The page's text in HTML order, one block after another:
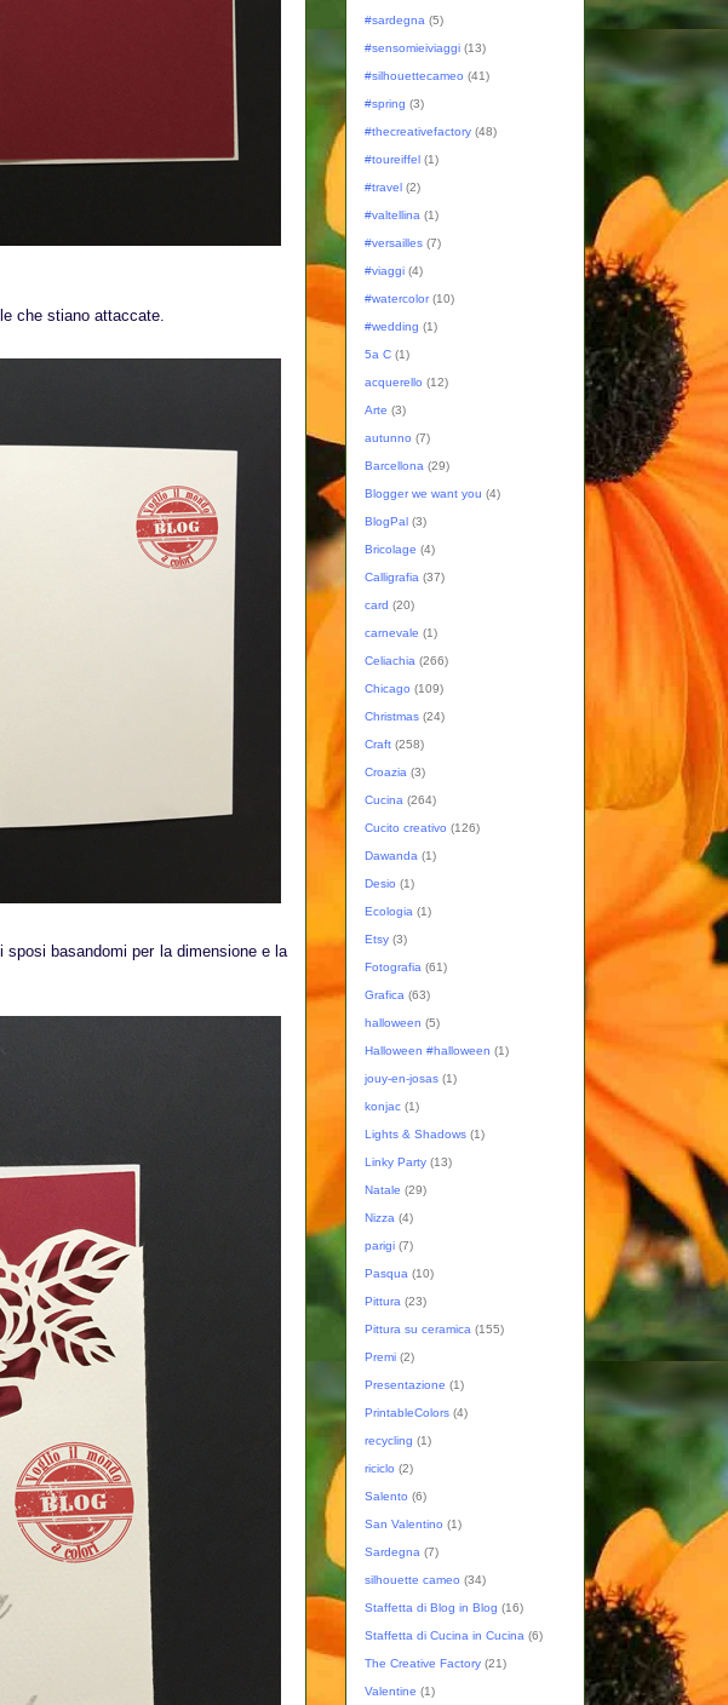
che stiano attaccate.
basandomi per la dimensione e la
#sardegna (5)
#sensomieiviaggi (13)
#silhouettecameo (41)
#spring (3)
#thecreativefactory (48)
#toureiffel (1)
#travel (2)
#valtellina (1)
#versailles (7)
#viaggi (4)
#watercolor (10)
#wedding (1)
5a C (1)
acquerello (12)
Arte (3)
autunno (7)
Barcellona (29)
Blogger we want you (4)
BlogPal (3)
Bricolage (4)
Calligrafia (37)
card (20)
carnevale (1)
Celiachia (266)
Chicago (109)
Christmas (24)
Craft (258)
Croazia (3)
Cucina (264)
Cucito creativo (126)
Dawanda (1)
Desio (1)
Ecologia (1)
Etsy (3)
Fotografia (61)
Grafica (63)
halloween (5)
Halloween #halloween (1)
jouy-en-josas (1)
konjac (1)
Lights & Shadows (1)
Linky Party (13)
Natale (29)
Nizza (4)
parigi (7)
Pasqua (10)
Pittura (23)
Pittura su ceramica (155)
Premi (2)
Presentazione (1)
PrintableColors (4)
recycling (1)
riciclo (2)
Salento (6)
San Valentino (1)
Sardegna (7)
silhouette cameo (34)
Staffetta di Blog in Blog (16)
Staffetta di Cucina in Cucina (6)
The Creative Factory (21)
Valentine (1)